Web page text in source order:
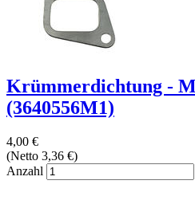
Krümmerdichtung -
(3640556M1)
4,00 €
(Netto 3,36 €)
Anzahl